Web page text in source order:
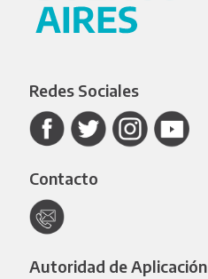
Redes Sociales
Contacto
Autoridad de Aplicación